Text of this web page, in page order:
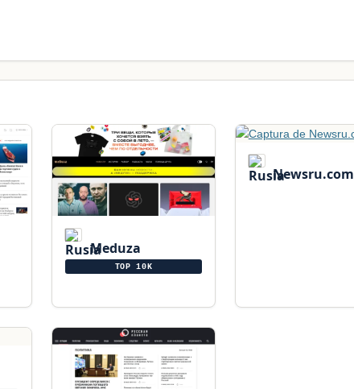
Meduza
TOP 10K
Newsru.com